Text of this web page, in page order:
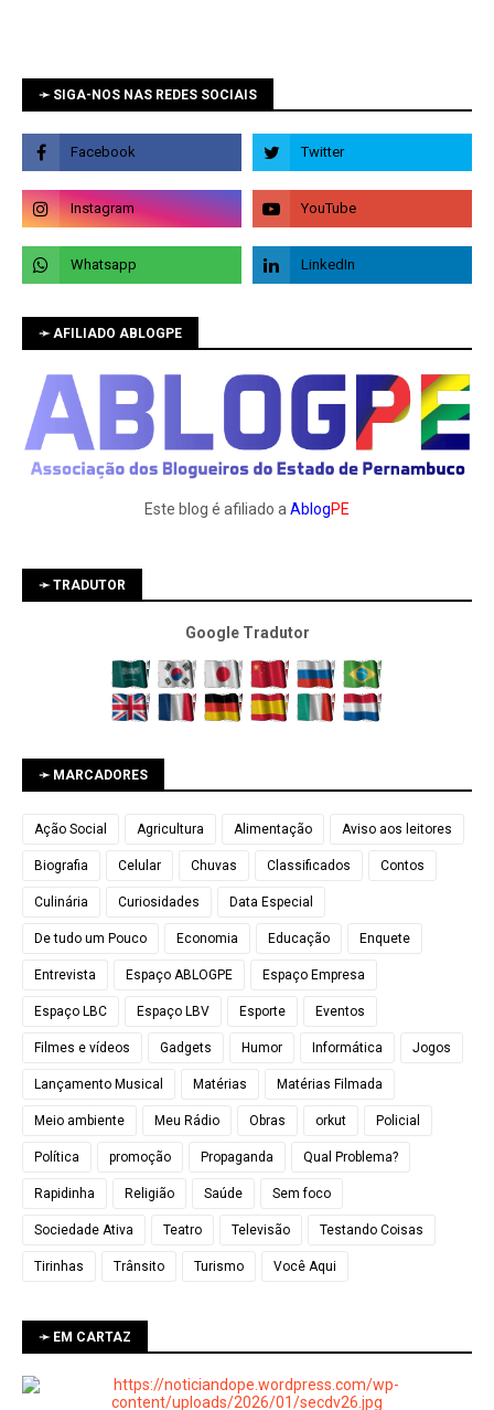
➛ SIGA-NOS NAS REDES SOCIAIS
➛ AFILIADO ABLOGPE
Este blog é afiliado aAblogPE
➛ TRADUTOR
Google Tradutor
➛ MARCADORES
Ação Social Agricultura Alimentação Aviso aos leitores
Biografia Celular Chuvas Classificados Contos
Culinária Curiosidades Data Especial
De tudo um Pouco Economia Educação Enquete
Entrevista Espaço ABLOGPE Espaço Empresa
Espaço LBC Espaço LBV Esporte Eventos
Filmes e vídeos Gadgets Humor Informática Jogos
Lançamento Musical Matérias Matérias Filmada
Meio ambiente Meu Rádio Obras orkut Policial
Política promoção Propaganda Qual Problema?
Rapidinha Religião Saúde Sem foco
Sociedade Ativa Teatro Televisão Testando Coisas
Tirinhas Trânsito Turismo Você Aqui
➛ EM CARTAZ